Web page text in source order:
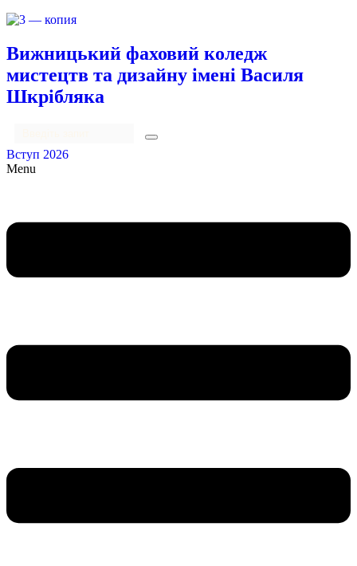
Вижницький фаховий коледж
мистецтв та дизайну імені Василя
Шкрібляка
Вступ 2026
Menu